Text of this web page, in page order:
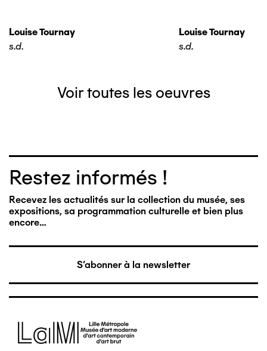
Louise Tournay
s.d.
Louise Tournay
s.d.
Voir toutes les oeuvres
Restez informés !
Recevez les actualités sur la collection du musée, ses
expositions, sa programmation culturelle et bien plus
encore…
S'abonner à la newsletter
Image